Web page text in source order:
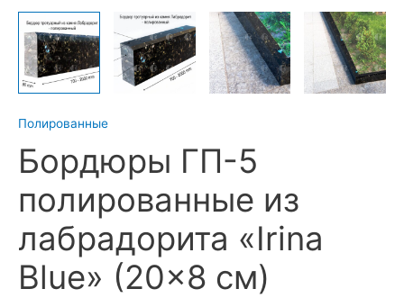
Полированные
Бордюры ГП-5
полированные из
лабрадорита «Irina
Blue» (20×8 см)